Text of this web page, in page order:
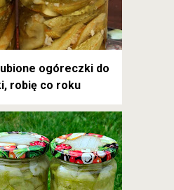
ogóreczki do
robię co roku